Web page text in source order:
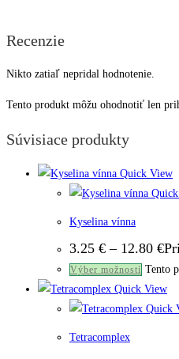
Recenzie
Nikto zatiaľ nepridal hodnotenie.
Tento produkt môžu ohodnotiť len
Súvisiace produkty
Quick View
Kyselina vínna
3.25 € – 12.80 €
Výber možností Tento
Quick View
Quick
Tetracomplex